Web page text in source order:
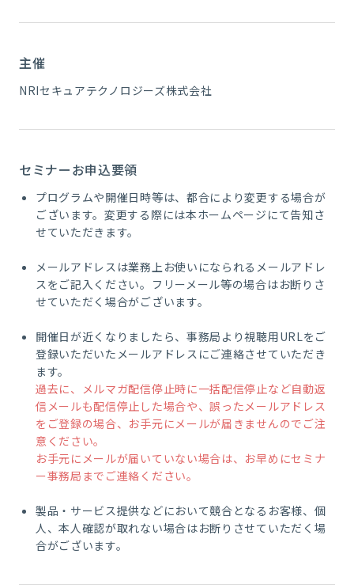
主催
NRIセキュアテクノロジーズ株式会社
セミナーお申込要領
プログラムや開催日時等は、都合により変更する場合が
ございます。変更する際には本ホームページにて告知さ
せていただきます。
メールアドレスは業務上お使いになられるメールアドレ
スをご記入ください。フリーメール等の場合はお断りさ
せていただく場合がございます。
開催日が近くなりましたら、事務局より視聴用URLをご
登録いただいたメールアドレスにご連絡させていただき
ます。
過去に、メルマガ配信停止時に一括配信停止など自動返
信メールも配信停止した場合や、誤ったメールアドレス
をご登録の場合、お手元にメールが届きませんのでご注
意ください。
お手元にメールが届いていない場合は、お早めにセミナ
ー事務局までご連絡ください。
製品・サービス提供などにおいて競合となるお客様、個
人、本人確認が取れない場合はお断りさせていただく場
合がございます。